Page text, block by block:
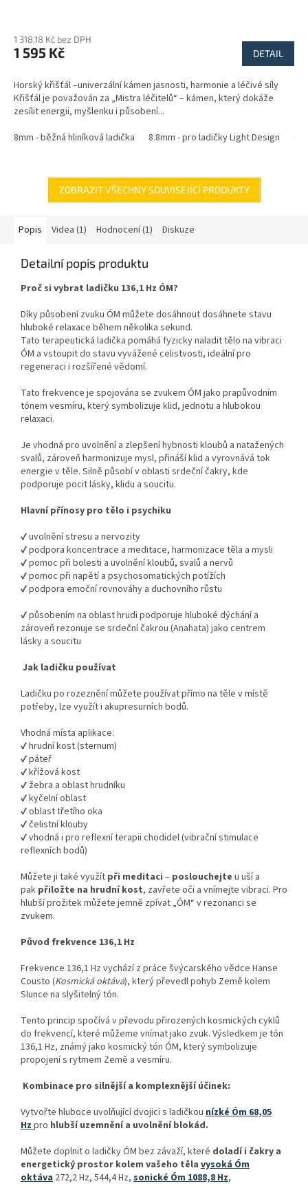
produktu
je
z
5
hvězdiček.
1 318,18 Kč bez DPH
1 595 Kč DETAIL
Horský křišťál –univerzální kámen jasnosti, harmonie a léčivé síly
Křišťál je považován za „Mistra léčitelů“ – kámen, který dokáže
zesílit energii, myšlenku i působení...
8mm - běžná hliníková ladička
8.8mm - pro ladičky Light Design
ZOBRAZIT VŠECHNY SOUVISEJÍCÍ PRODUKTY
Popis Videa (1) Hodnocení (1) Diskuze
Detailní popis produktu
Proč si vybrat ladičku 136,1 Hz ÓM?
Díky působení zvuku ÓM můžete dosáhnout dosáhnete stavu
hluboké relaxace během několika sekund.
Tato terapeutická ladička pomáhá fyzicky naladit tělo na vibraci
ÓM a vstoupit do stavu vyvážené celistvosti, ideální pro
regeneraci i rozšířené vědomí.
Tato frekvence je spojována se zvukem ÓM jako prapůvodním
tónem vesmíru, který symbolizuje klid, jednotu a hlubokou
relaxaci.
Je vhodná pro uvolnění a zlepšení hybnosti kloubů a natažených
svalů, zároveň harmonizuje mysl, přináší klid a vyrovnává tok
energie v těle. Silně působí v oblasti srdeční čakry, kde
podporuje pocit lásky, klidu a soucitu.
Hlavní přínosy pro tělo i psychiku
✔ uvolnění stresu a nervozity
✔ podpora koncentrace a meditace, harmonizace těla a mysli
✔ pomoc při bolesti a uvolnění kloubů, svalů a nervů
✔ pomoc při napětí a psychosomatických potížích
✔ podpora emoční rovnováhy a duchovního růstu
✔ působením na oblast hrudi podporuje hluboké dýchání a
zároveň rezonuje se srdeční čakrou (Anahata) jako centrem
lásky a soucitu
Jak ladičku používat
Ladičku po rozeznění můžete používat přímo na těle v místě
potřeby, lze využít i akupresurních bodů.
Vhodná místa aplikace:
✔ hrudní kost (sternum)
✔ páteř
✔ křížová kost
✔ žebra a oblast hrudníku
✔ kyčelní oblast
✔ oblast třetího oka
✔ čelistní klouby
✔ vhodná i pro reflexní terapii chodidel (vibrační stimulace
reflexních bodů)
Můžete ji také využít při meditaci – poslouchejte u uší a
pak přiložte na hrudní kost, zavřete oči a vnímejte vibraci. Pro
hlubší prožitek můžete jemně zpívat „ÓM“ v rezonanci se
zvukem.
Původ frekvence 136,1 Hz
Frekvence 136,1 Hz vychází z práce švýcarského vědce Hanse
Cousto (Kosmická oktáva), který převedl pohyb Země kolem
Slunce na slyšitelný tón.
Tento princip spočívá v převodu přirozených kosmických cyklů
do frekvencí, které můžeme vnímat jako zvuk. Výsledkem je tón
136,1 Hz, známý jako kosmický tón ÓM, který symbolizuje
propojení s rytmem Země a vesmíru.
Kombinace pro silnější a komplexnější účinek:
Vytvořte hluboce uvolňující dvojici s ladičkou nízké Óm 68,05
Hz pro hlubší uzemnění a uvolnění blokád.
Můžete doplnit o ladičky ÓM bez závaží, které doladí i čakry a
energetický prostor kolem vašeho těla vysoká Óm
oktáva 272,2 Hz, 544,4 Hz, sonické Óm 1088,8 Hz,